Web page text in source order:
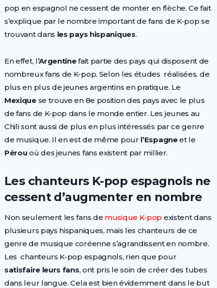
pop en espagnol ne cessent de monter en flèche. Ce fait
s’explique par le nombre important de fans de K-pop se
trouvant dans les pays hispaniques.
En effet, l’Argentinefait partie des pays qui disposent de
nombreux fans de K-pop. Selon les études réalisées, de
plus en plus de jeunes argentins en pratique. Le
Mexiquese trouve en 8e position des pays avec le plus
de fans de K-pop dans le monde entier. Les jeunes au
Chili sont aussi de plus en plus intéressés par ce genre
de musique. Il en est de même pour l’Espagneet le
Pérouoù des jeunes fans existent par millier.
Les chanteurs K-pop espagnols ne
cessent d’augmenter en nombre
Non seulement les fans de musique K-pop existent dans
plusieurs pays hispaniques, mais les chanteurs de ce
genre de musique coréenne s’agrandissent en nombre.
Les chanteurs K-pop espagnols, rien que pour
satisfaire leurs fans, ont pris le soin de créer des tubes
dans leur langue. Cela est bien évidemment dans le but